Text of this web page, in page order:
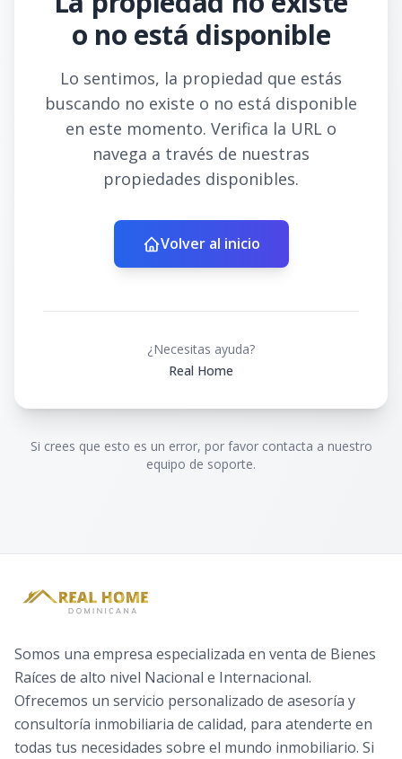
o no está disponible
Lo sentimos, la propiedad que estás
buscando no existe o no está disponible
en este momento. Verifica la URL o
navega a través de nuestras
propiedades disponibles.
Volver al inicio
¿Necesitas ayuda?
Real Home
Si crees que esto es un error, por favor contacta a nuestro
equipo de soporte.
Somos una empresa especializada en venta de Bienes
Raíces de alto nivel Nacional e Internacional.
Ofrecemos un servicio personalizado de asesoría y
consultoría inmobiliaria de calidad, para atenderte en
todas tus necesidades sobre el mundo inmobiliario. Si